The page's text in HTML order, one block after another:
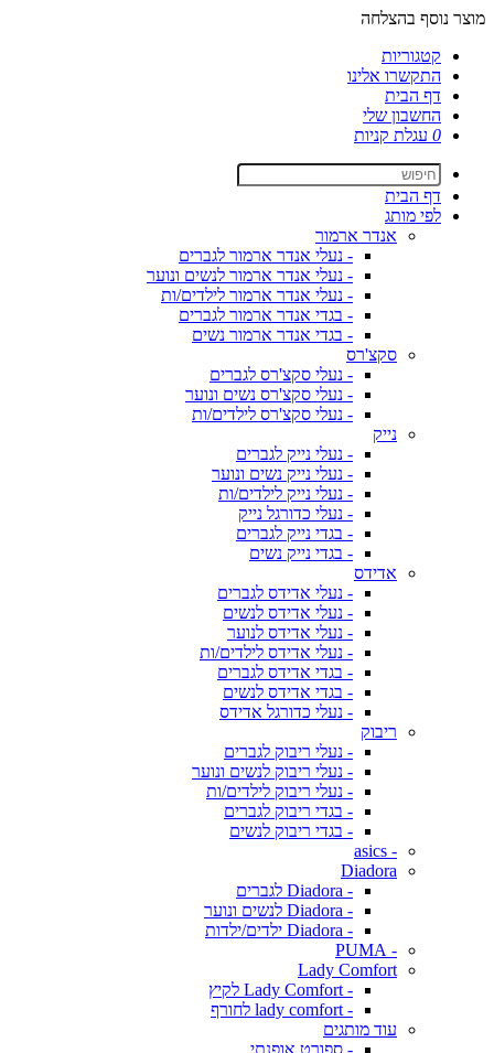
מוצר נוסף בהצלחה
קטגוריות
התקשרו אלינו
דף הבית
החשבון שלי
0 עגלת קניות
דף הבית
לפי מותג
אנדר ארמור
- נעלי אנדר ארמור לגברים
- נעלי אנדר ארמור לנשים ונוער
- נעלי אנדר ארמור לילדים/ות
- בגדי אנדר ארמור לגברים
- בגדי אנדר ארמור נשים
סקצ'רס
- נעלי סקצ'רס לגברים
- נעלי סקצ'רס נשים ונוער
- נעלי סקצ'רס לילדים/ות
נייק
- נעלי נייק לגברים
- נעלי נייק נשים ונוער
- נעלי נייק לילדים/ות
- נעלי כדורגל נייק
- בגדי נייק לגברים
- בגדי נייק נשים
אדידס
- נעלי אדידס לגברים
- נעלי אדידס לנשים
- נעלי אדידס לנוער
- נעלי אדידס לילדים/ות
- בגדי אדידס לגברים
- בגדי אדידס לנשים
- נעלי כדורגל אדידס
ריבוק
- נעלי ריבוק לגברים
- נעלי ריבוק לנשים ונוער
- נעלי ריבוק לילדים/ות
- בגדי ריבוק לגברים
- בגדי ריבוק לנשים
- asics
Diadora
- Diadora לגברים
- Diadora לנשים ונוער
- Diadora ילדים/ילדות
- PUMA
Lady Comfort
- Lady Comfort לקיץ
- lady comfort לחורף
עוד מותגים
- ספורט אופנתי